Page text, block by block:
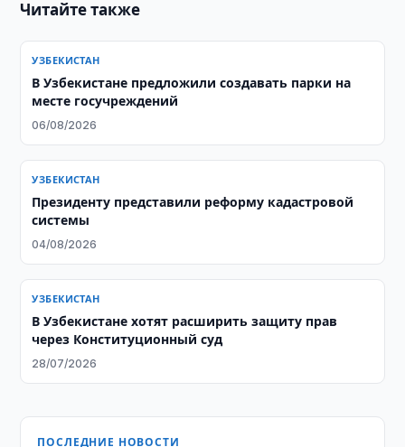
Читайте также
УЗБЕКИСТАН
В Узбекистане предложили создавать парки на
месте госучреждений
06/08/2026
УЗБЕКИСТАН
Президенту представили реформу кадастровой
системы
04/08/2026
УЗБЕКИСТАН
В Узбекистане хотят расширить защиту прав
через Конституционный суд
28/07/2026
ПОСЛЕДНИЕ НОВОСТИ